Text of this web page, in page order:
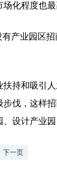
化程度也最
业园区招
和吸引人
伐，这样
设计产业园
下一页